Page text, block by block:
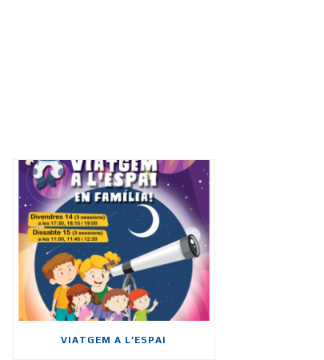
VIATGEM A L’ESPAI